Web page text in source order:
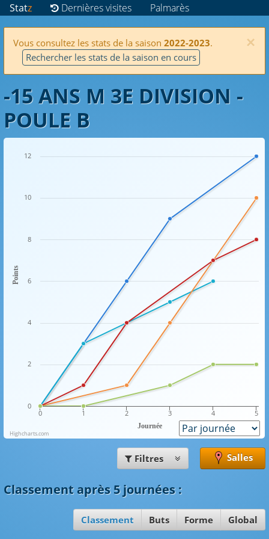
Statz Dernières visites Palmarès
×
Vous consultez les stats de la saison 2022-2023.
Rechercher les stats de la saison en cours
-15 ANS M 3E DIVISION -
POULE B
Journée
Points
0 1 2 3 4 5
0
2
4
6
8
10
12
Highcharts.com
Filtres Salles
Classement après 5 journées:
Classement Buts Forme Global